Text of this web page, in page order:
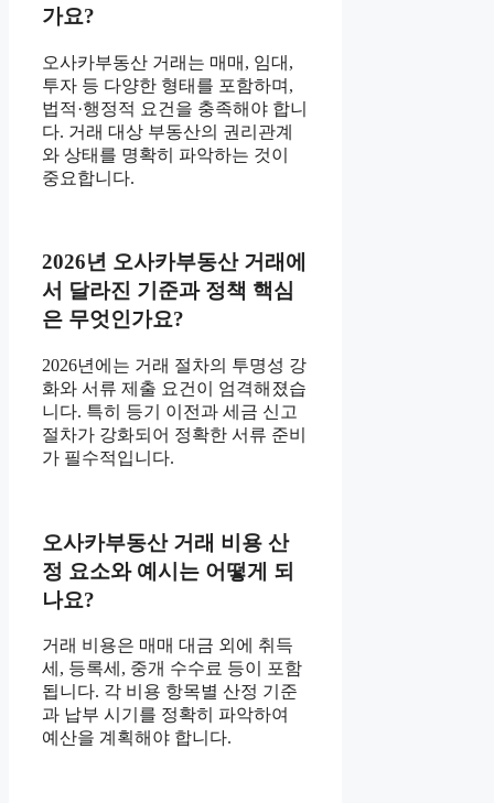
가요?
오사카부동산 거래는 매매, 임대,
투자 등 다양한 형태를 포함하며,
법적·행정적 요건을 충족해야 합니
다. 거래 대상 부동산의 권리관계
와 상태를 명확히 파악하는 것이
중요합니다.
2026년 오사카부동산 거래에
서 달라진 기준과 정책 핵심
은 무엇인가요?
2026년에는 거래 절차의 투명성 강
화와 서류 제출 요건이 엄격해졌습
니다. 특히 등기 이전과 세금 신고
절차가 강화되어 정확한 서류 준비
가 필수적입니다.
오사카부동산 거래 비용 산
정 요소와 예시는 어떻게 되
나요?
거래 비용은 매매 대금 외에 취득
세, 등록세, 중개 수수료 등이 포함
됩니다. 각 비용 항목별 산정 기준
과 납부 시기를 정확히 파악하여
예산을 계획해야 합니다.